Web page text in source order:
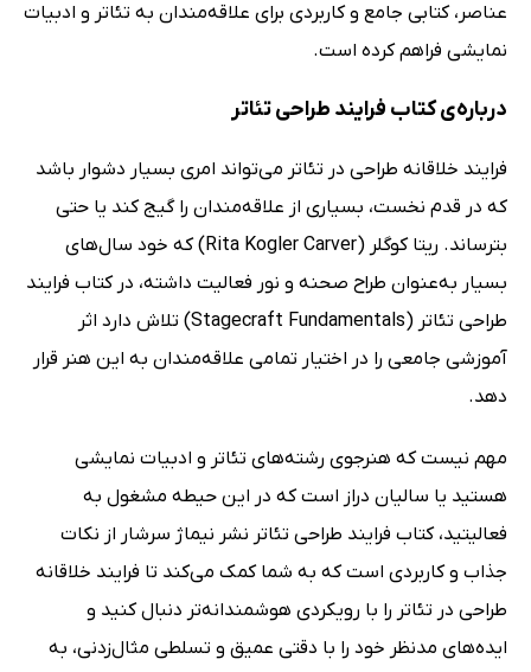
عناصر، کتابی جامع و کاربردی برای علاقه‌مندان به تئاتر و ادبیات
نمایشی فراهم کرده است.
درباره‌ی کتاب فرایند طراحی تئاتر
فرایند خلاقانه طراحی در تئاتر می‌تواند امری بسیار دشوار باشد
که در قدم نخست، بسیاری از علاقه‌مندان را گیج کند یا حتی
بترساند. ریتا کوگلر (Rita Kogler Carver) که خود سال‌های
بسیار به‌عنوان طراح صحنه و نور فعالیت داشته، در کتاب فرایند
طراحی تئاتر (Stagecraft Fundamentals) تلاش دارد اثر
آموزشی جامعی را در اختیار تمامی علاقه‌مندان به این هنر قرار
دهد.
مهم نیست که هنرجوی رشته‌های تئاتر و ادبیات نمایشی
هستید یا سالیان دراز است که در این حیطه مشغول به
فعالیتید، کتاب فرایند طراحی تئاتر نشر نیماژ سرشار از نکات
جذاب و کاربردی است که به شما کمک می‌کند تا فرایند خلاقانه
طراحی در تئاتر را با رویکردی هوشمندانه‌تر دنبال کنید و
ایده‌های مدنظر خود را با دقتی عمیق و تسلطی مثال‌زدنی، به